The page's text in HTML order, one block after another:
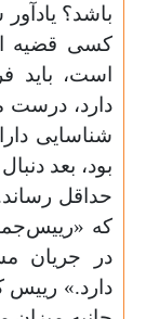
باشد؟
کسی قضیه
است، باید
دارد، درست
شناسایی
بود، بعد
حداقل
که
در جریان
دارد.»